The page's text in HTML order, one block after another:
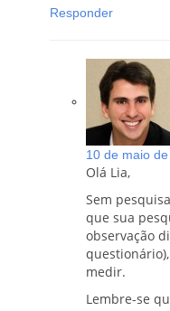
Responder
10 de maio
Olá Lia,
Sem
que sua
observação
medir.
Lembre-se